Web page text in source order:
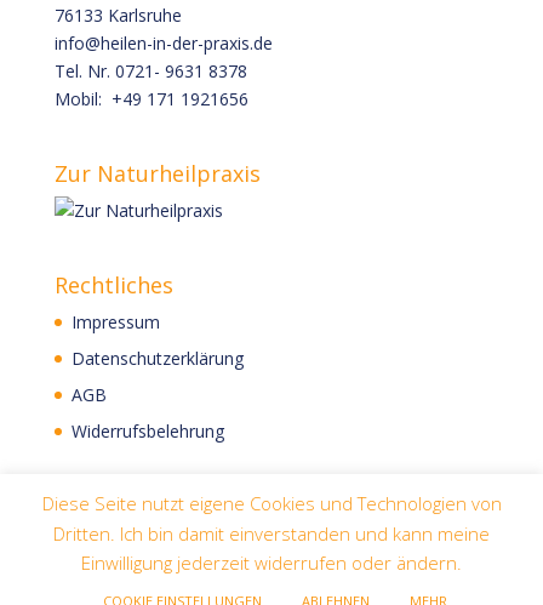
76133 Karlsruhe
info@heilen-in-der-praxis.de
Tel. Nr. 0721- 9631 8378
Mobil: +49 171 1921656
Zur Naturheilpraxis
Rechtliches
Impressum
Datenschutzerklärung
AGB
Widerrufsbelehrung
Diese Seite nutzt eigene Cookies und Technologien von
Dritten. Ich bin damit einverstanden und kann meine
Einwilligung jederzeit widerrufen oder ändern.
COOKIE EINSTELLUNGEN ABLEHNEN MEHR